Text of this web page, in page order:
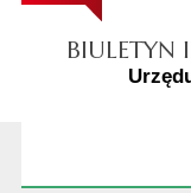
BIULETYN